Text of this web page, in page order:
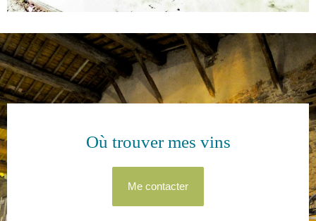
Où trouver mes vins
Me contacter